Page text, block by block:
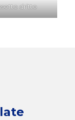
dritto